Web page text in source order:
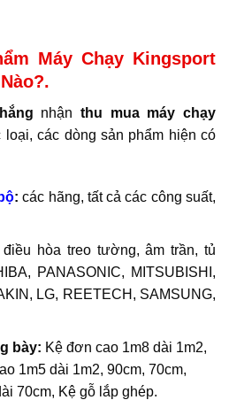
Máy Chạy Kingsport
nhận thu mua máy chạy
loại, các dòng sản phẩm hiện có
:các hãng, tất cả các công suất,
điều hòa treo tường, âm trần, tủ
PANASONIC, MITSUBISHI,
LG, REETECH, SAMSUNG,
bày: Kệ đơn cao 1m8 dài 1m2,
1m5 dài 1m2, 90cm, 70cm,
70cm, Kệ gỗ lắp ghép.